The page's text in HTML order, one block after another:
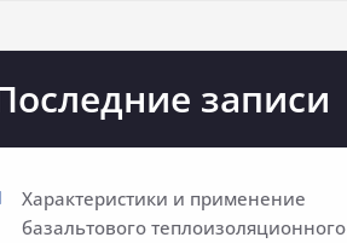
записи
Характеристики и применение
базальтового теплоизоляционного